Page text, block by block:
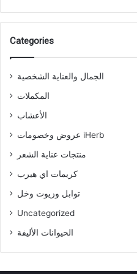
Categories
الجمال والعناية الشخصية
المكملات
الأعشاب
عروض وخصومات iHerb
منتجات عناية الشعر
كريمات اي هيرب
توابل وزيوت وخل
Uncategorized
الحيوانات الأليفة